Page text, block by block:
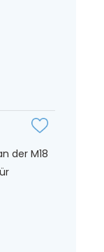
der M18